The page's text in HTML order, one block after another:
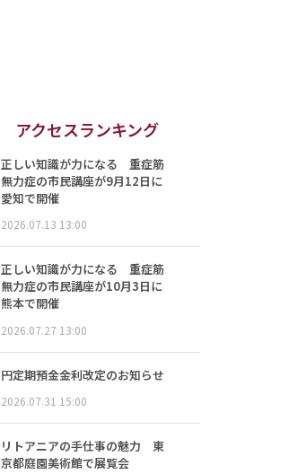
アクセスランキング
正しい知識が力になる 重症筋
無力症の市民講座が9月12日に
愛知で開催
2026.07.13 13:00
正しい知識が力になる 重症筋
無力症の市民講座が10月3日に
熊本で開催
2026.07.27 13:00
円定期預金金利改定のお知らせ
2026.07.31 15:00
リトアニアの手仕事の魅力 東
京都庭園美術館で展覧会